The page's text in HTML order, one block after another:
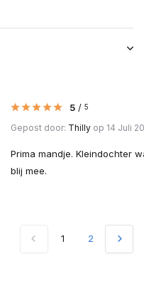
5 / 5
Gepost door: Thilly op 14 Juli
Prima mandje. Kleindochter
blij mee.
1 2